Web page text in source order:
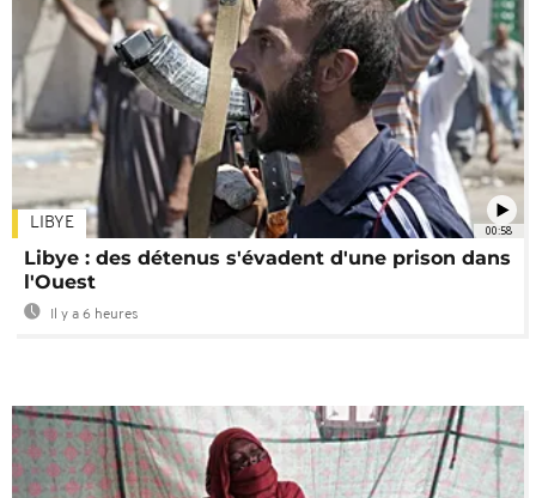
00:58
LIBYE
Libye : des détenus s'évadent d'une prison dans
l'Ouest
Il y a 6 heures